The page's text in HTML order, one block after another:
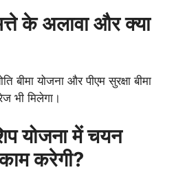
के अलावा और क्या
बीमा योजना और पीएम सुरक्षा बीमा
भी मिलेगा।
योजना में चयन
करेगी?